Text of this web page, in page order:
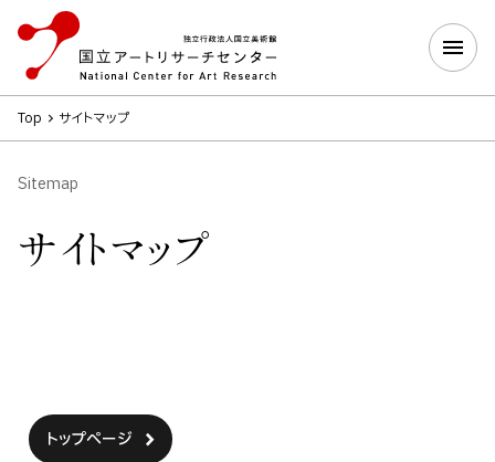
Top サイトマップ
Sitemap
サイトマップ
トップページ